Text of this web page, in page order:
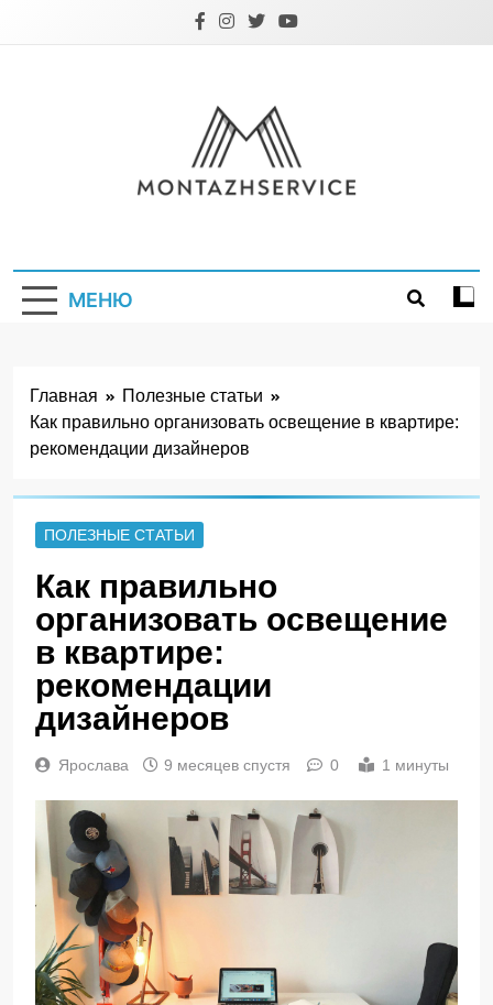
МЕНЮ
Главная
Полезные статьи
Как правильно организовать освещение в квартире:
рекомендации дизайнеров
ПОЛЕЗНЫЕ СТАТЬИ
Как правильно
организовать освещение
в квартире:
рекомендации
дизайнеров
Ярослава 9 месяцев спустя 0 1 минуты